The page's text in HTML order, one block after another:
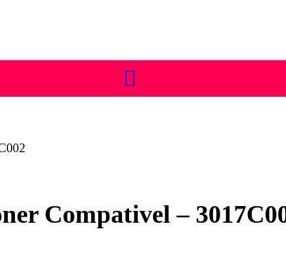
Compativel –